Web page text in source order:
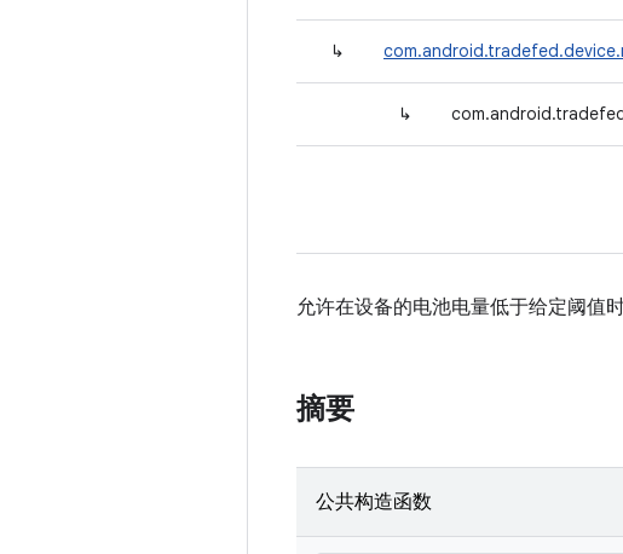
↳
↳
允许在设备的电池电量低于给定阈值时
摘要
公共构造函数